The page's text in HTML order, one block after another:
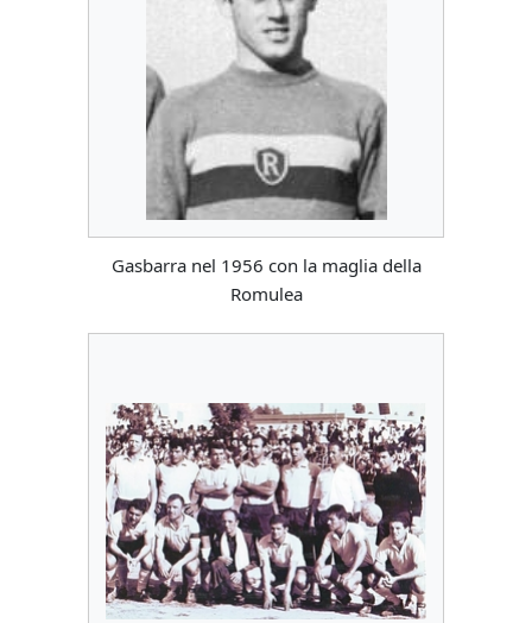
Gasbarra nel 1956 con la maglia della
Romulea